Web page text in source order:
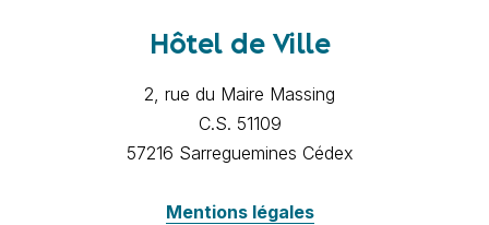
Hôtel de Ville
2, rue du Maire Massing
C.S. 51109
57216 Sarreguemines Cédex
Mentions légales